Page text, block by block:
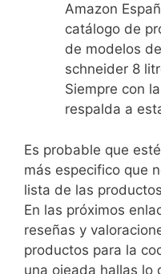
Amazon
catálogo de
de modelos
schneider 8
Siempre con
respalda a
Es probable que
más especifico que
lista de las
En las próximos
reseñas y
productos para la
una ojeada hallas lo